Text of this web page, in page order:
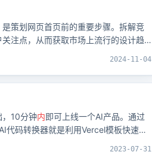
是策划网页首页前的重要步骤。拆解竞
注点，从而获取市场上流行的设计趋
2024-11-04
10分钟内即可上线一个AI产品。通过
代码转换器就是利用Vercel模板快速部
2023-07-31